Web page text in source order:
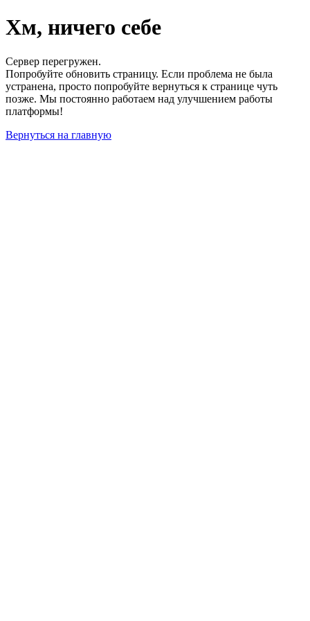
Хм, ничего себе
Сервер перегружен.
Попробуйте обновить страницу. Если проблема не была
устранена, просто попробуйте вернуться к странице чуть
позже. Мы постоянно работаем над улучшением работы
платформы!
Вернуться на главную